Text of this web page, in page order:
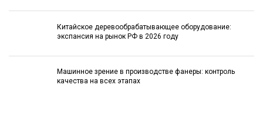
Китайское деревообрабатывающее оборудование:
экспансия на рынок РФ в 2026 году
Машинное зрение в производстве фанеры: контроль
качества на всех этапах